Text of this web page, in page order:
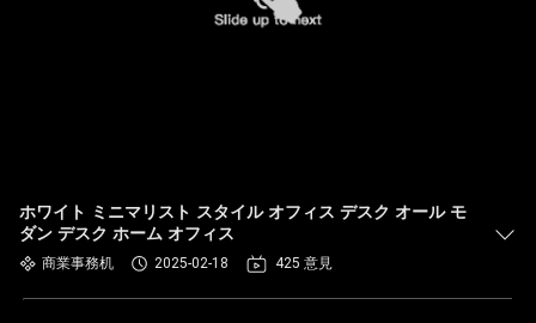
ホワイト ミニマリスト スタイル オフィス デスク オール モ
ダン デスク ホーム オフィス
商業事務机 2025-02-18 425 意見